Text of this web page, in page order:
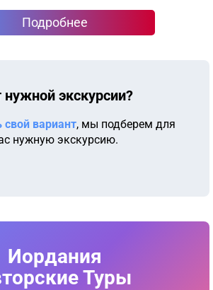
Подробнее
нужной экскурсии?
вариант, мы подберем для
нужную экскурсию.
Иордания
Туры